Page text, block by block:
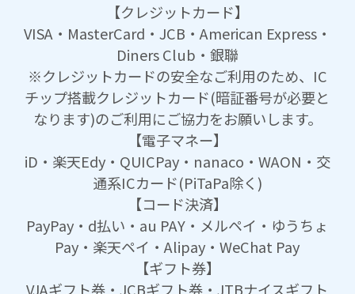
【クレジットカード】
VISA・MasterCard・JCB・American Express・
Diners Club・銀聯
※クレジットカードの安全なご利用のため、IC
チップ搭載クレジットカード(暗証番号が必要と
なります)のご利用にご協力をお願いします。
【電子マネー】
iD・楽天Edy・QUICPay・nanaco・WAON・交
通系ICカード(PiTaPa除く)
【コード決済】
PayPay・d払い・au PAY・メルペイ・ゆうちょ
Pay・楽天ペイ・Alipay・WeChat Pay
【ギフト券】
VJAギフト券・JCBギフト券・JTBナイスギフト